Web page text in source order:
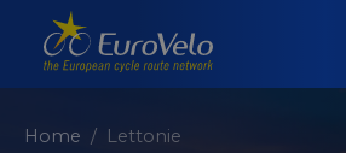
Home Lettonie